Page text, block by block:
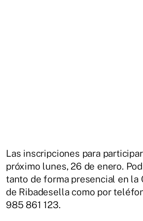
Las inscripciones para
próximo lunes, 26 de enero.
tanto de forma presencial en la
de Ribadesella como por
985 861 123.